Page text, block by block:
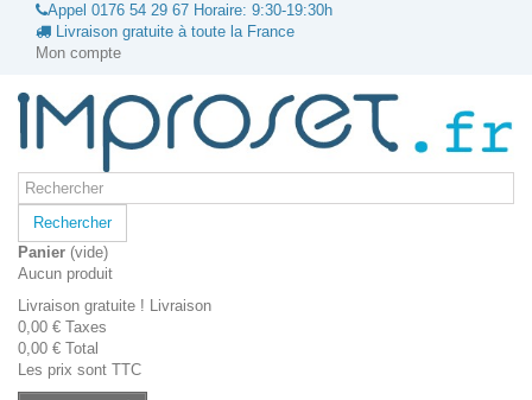
Appel 0176 54 29 67 Horaire: 9:30-19:30h
Livraison gratuite à toute la France
Mon compte
Rechercher
Panier (vide)
Aucun produit
Livraison gratuite ! Livraison
0,00 € Taxes
0,00 € Total
Les prix sont TTC